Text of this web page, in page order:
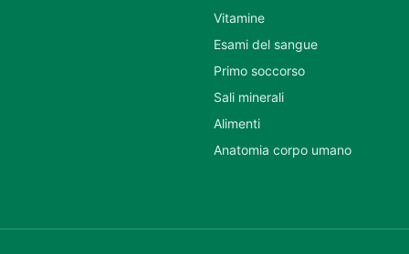
Vitamine
Esami del sangue
Primo soccorso
Sali minerali
Alimenti
Anatomia corpo umano